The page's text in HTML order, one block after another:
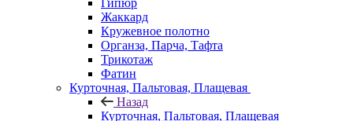
Гипюр
Жаккард
Кружевное полотно
Органза, Парча, Тафта
Трикотаж
Фатин
Курточная, Пальтовая, Плащевая
Назад
Курточная, Пальтовая, Плащевая